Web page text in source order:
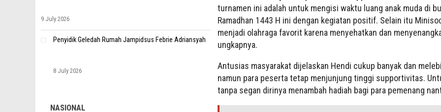
turnamen ini adalah untuk mengisi waktu luang anak muda di
Ramadhan 1443 H ini dengan kegiatan positif. Selain itu
menjadi olahraga favorit karena menyehatkan dan
ungkapnya.
Antusias masyarakat dijelaskan Hendi cukup banyak dan
namun para peserta tetap menjunjung tinggi supportivitas.
tanpa segan dirinya menambah hadiah bagi para pemenang
9 July 2026
Penyidik Geledah Rumah Jampidsus Febrie Adriansyah
8 July 2026
NASIONAL